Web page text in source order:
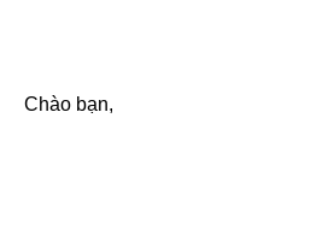
Chào bạn,